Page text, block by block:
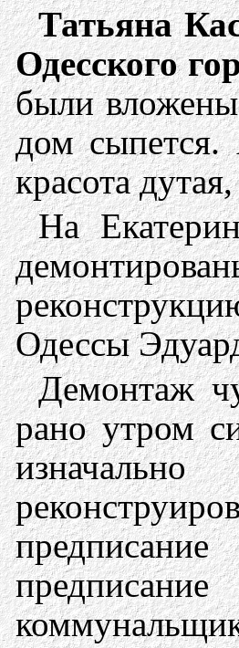
Татьяна
Одесского
были
дом сыпется.
красота
На
Одессы
Демонтаж
рано утром